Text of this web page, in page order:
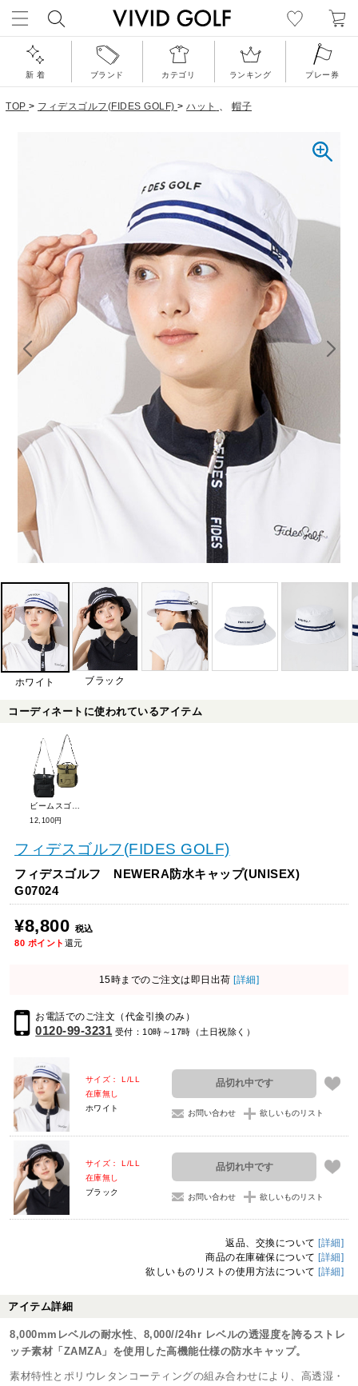
新 着 ブランド カテゴリ ランキング プレー券
TOP > フィデスゴルフ(FIDES GOLF) > ハット 、 帽子
ホワイト ブラック
コーディネートに使われているアイテム
12,100円
フィデスゴルフ(FIDES GOLF)
フィデスゴルフ NEWERA防水キャップ(UNISEX)
G07024
¥8,800 税込
80 ポイント 還元
15時までのご注文は即日出荷 [詳細]
お電話でのご注文（代金引換のみ）
0120-99-3231 受付：10時～17時（土日祝除く）
サイズ： L/LL
在庫無し
ホワイト
品切れ中です
お問い合わせ 欲しいものリスト
サイズ： L/LL
在庫無し
ブラック
品切れ中です
お問い合わせ 欲しいものリスト
返品、交換について [詳細]
商品の在庫確保について [詳細]
欲しいものリストの使用方法について [詳細]
アイテム詳細
8,000mmレベルの耐水性、8,000//24hr レベルの透湿度を誇るストレ
ッチ素材「ZAMZA」を使用した高機能仕様の防水キャップ。
素材特性とポリウレタンコーティングの組み合わせにより、高透湿・